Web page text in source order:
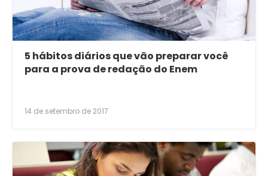
5 hábitos diários que vão preparar você
para a prova de redação do Enem
14 de setembro de 2017